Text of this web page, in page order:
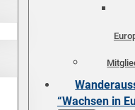
“Wachsen in